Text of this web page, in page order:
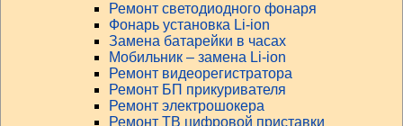
Ремонт светодиодного фонаря
Фонарь установка Li-ion
Замена батарейки в часах
Мобильник – замена Li-ion
Ремонт видеорегистратора
Ремонт БП прикуривателя
Ремонт электрошокера
Ремонт ТВ цифровой приставки